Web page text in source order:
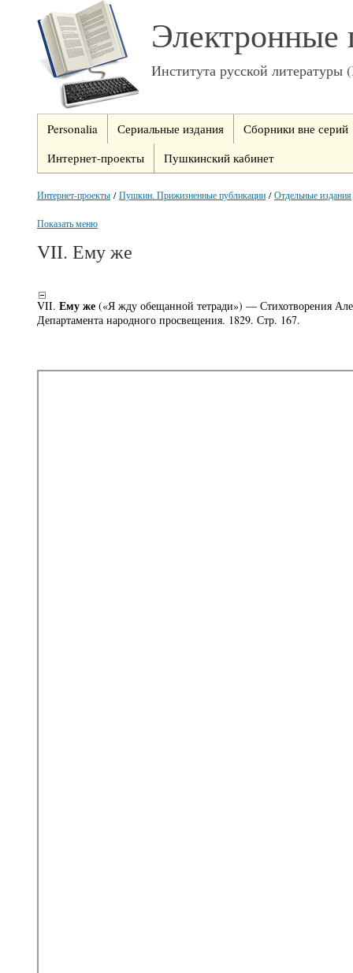
Электронные
Института русской
Personalia Сериальные издания
Сборники вне серий
Интернет-проекты
Пушкинский кабинет
Интернет-проекты /Пушкин. Прижизненные публикации /Отдельные издания
Показать меню
VII. Ему же
VII. Ему же («Я жду обещанной тетради») — Стихотворения
Департамента народного просвещения. 1829. Стр. 167.